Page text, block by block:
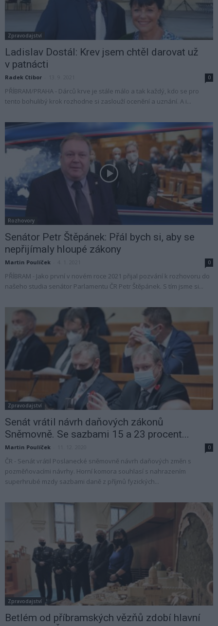
Zpravodajství
Ladislav Dostál: Krev jsem chtěl darovat už
v patnácti
Radek Ctibor 0
PŘÍBRAM/PRAHA - Dárců krve je stále málo a tak každý, kdo se pro
tento bohulibý krok rozhodne si zaslouží ocenění a uznání. A i...
Rozhovory
Senátor Petr Štěpánek: Přál bych si, aby se
nepřijímaly hloupé zákony
Martin Poulíček 0
PŘÍBRAM - Jako první v novém roce 2021 přijal pozvání k rozhovoru do
našeho studia senátor Parlamentu ČR Petr Štěpánek. S tím jsme si...
Zpravodajství
Senát vrátil návrh daňových zákonů
Sněmovně. Se sazbami 15 a 23 procent...
Martin Poulíček 0
ČR - Senát vrátil Poslanecké sněmovně návrh daňových změn s
pozměňovacími návrhy. Horní komora souhlasí s nahrazením
superhrubé mzdy sazbami daně z příjmů fyzických...
Zpravodajství
Betlém od příbramských vězňů zdobí hlavní